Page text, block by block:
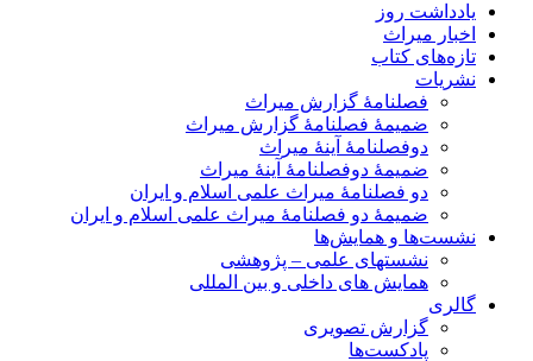
یادداشت روز
اخبار میراث
تازه‌های کتاب
نشریات
فصلنامۀ گزارش میراث
ضمیمۀ فصلنامۀ گزارش میراث
دوفصلنامۀ آینۀ میراث
ضمیمۀ دوفصلنامۀ آینۀ میراث
دو فصلنامۀ میراث علمی اسلام و ایران
ضمیمۀ دو فصلنامۀ میراث علمی اسلام و ایران
نشست‌ها و همایش‌ها
نشستهای علمی – پژوهشی
همایش های داخلی و بین المللی
گالری
گزارش تصویری
پادکست‌ها